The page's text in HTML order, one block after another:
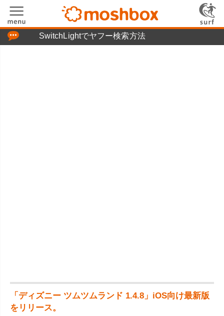
SwitchLightでヤフー検索方法
「ディズニー ツムツムランド 1.4.8」iOS向け最新版
をリリース。
「つぶやき」の使い方